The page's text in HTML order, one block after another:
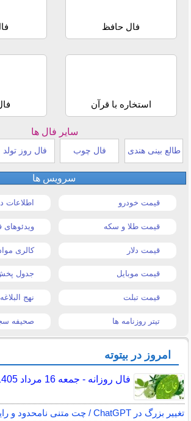
فال حافظ
استخاره با قرآن
سایر فال ها
طالع بینی هندی فال چوب فال روز تولد
سرویس ها
قیمت خودرو اطلاعات
قیمت طلا و سکه ویدئوهای
قیمت دلار کالری
قیمت موبایل جدول
قیمت تبلت نهج البلاغه
تیتر روزنامه ها صحیفه
امروز در بیتوته
فال روزانه - جمعه 16 مرداد 1405
تغییر بزرگ در ChatGPT / چت متنی نامحدود و رایگان